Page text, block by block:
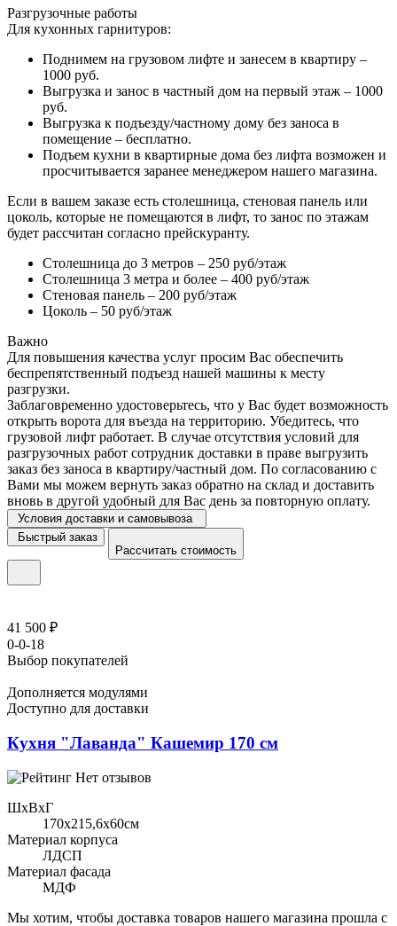
Разгрузочные работы
Для кухонных гарнитуров:
Поднимем на грузовом лифте и занесем в квартиру –
1000 руб.
Выгрузка и занос в частный дом на первый этаж – 1000
руб.
Выгрузка к подъезду/частному дому без заноса в
помещение – бесплатно.
Подъем кухни в квартирные дома без лифта возможен и
просчитывается заранее менеджером нашего магазина.
Если в вашем заказе есть столешница, стеновая панель или
цоколь, которые не помещаются в лифт, то занос по этажам
будет рассчитан согласно прейскуранту.
Столешница до 3 метров – 250 руб/этаж
Столешница 3 метра и более – 400 руб/этаж
Стеновая панель – 200 руб/этаж
Цоколь – 50 руб/этаж
Важно
Для повышения качества услуг просим Вас обеспечить
беспрепятственный подъезд нашей машины к месту
разгрузки.
Заблаговременно удостоверьтесь, что у Вас будет возможность
открыть ворота для въезда на территорию. Убедитесь, что
грузовой лифт работает. В случае отсутствия условий для
разгрузочных работ сотрудник доставки в праве выгрузить
заказ без заноса в квартиру/частный дом. По согласованию с
Вами мы можем вернуть заказ обратно на склад и доставить
вновь в другой удобный для Вас день за повторную оплату.
Условия доставки и самовывоза
Быстрый заказ
Рассчитать стоимость
41 500 ₽
0-0-18
Выбор покупателей
Дополняется модулями
Доступно для доставки
Кухня "Лаванда" Кашемир 170 см
Нет отзывов
ШхВхГ
170x215,6х60см
Материал корпуса
ЛДСП
Материал фасада
МДФ
Мы хотим, чтобы доставка товаров нашего магазина прошла с